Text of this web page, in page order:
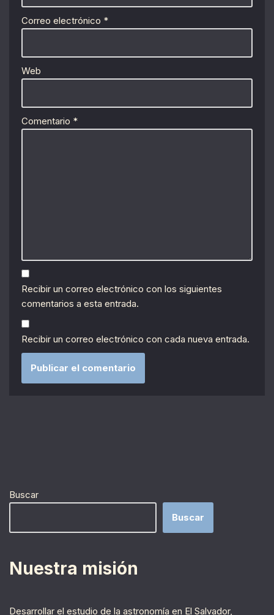
Correo electrónico *
Web
Comentario *
Recibir un correo electrónico con los siguientes
comentarios a esta entrada.
Recibir un correo electrónico con cada nueva entrada.
Buscar
Buscar
Nuestra misión
Desarrollar el estudio de la astronomía en El Salvador,